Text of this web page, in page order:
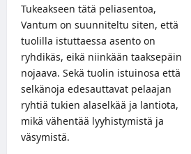
Tukeakseen tätä peliasentoa,
Vantum on suunniteltu siten, että
tuolilla istuttaessa asento on
ryhdikäs, eikä niinkään taaksepäin
nojaava. Sekä tuolin istuinosa että
selkänoja edesauttavat pelaajan
ryhtiä tukien alaselkää ja lantiota,
mikä vähentää lyyhistymistä ja
väsymistä.